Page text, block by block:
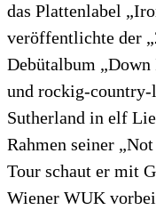
das Plattenlabel
veröffentlichte der
Debütalbum
und rockig-
Sutherland in elf
Rahmen seiner
Tour schaut er mit
Wiener WUK